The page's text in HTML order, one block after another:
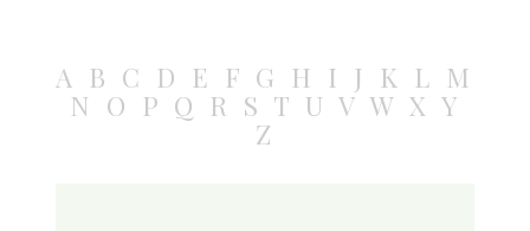
A B C D E F G H I J K L M
N O P Q R S T U V W X Y
Z